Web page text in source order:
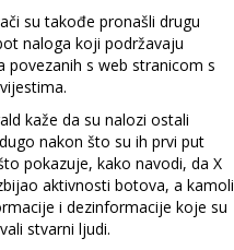
su takođe pronašli drugu
naloga koji podržavaju
povezanih s web stranicom s
kaže da su nalozi ostali
nakon što su ih prvi put
pokazuje, kako navodi, da X
aktivnosti botova, a kamoli
i dezinformacije koje su
stvarni ljudi.